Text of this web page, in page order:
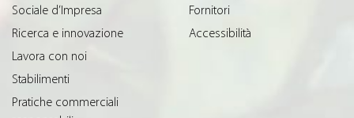
Sociale d’Impresa
Ricerca e innovazione
Lavora con noi
Stabilimenti
Pratiche commerciali
Fornitori
Accessibilità